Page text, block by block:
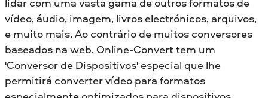
vídeo, áudio, imagem, livros electrónicos, arquivos,
e muito mais. Ao contrário de muitos conversores
baseados na web, Online-Convert tem um
'Conversor de Dispositivos' especial que lhe
permitirá converter vídeo para formatos